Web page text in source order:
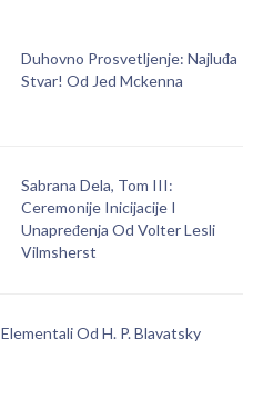
Duhovno Prosvetljenje: Najluđa
Stvar! Od Jed Mckenna
Sabrana Dela, Tom III:
Ceremonije Inicijacije I
Unapređenja Od Volter Lesli
Vilmsherst
Elementali Od H. P. Blavatsky